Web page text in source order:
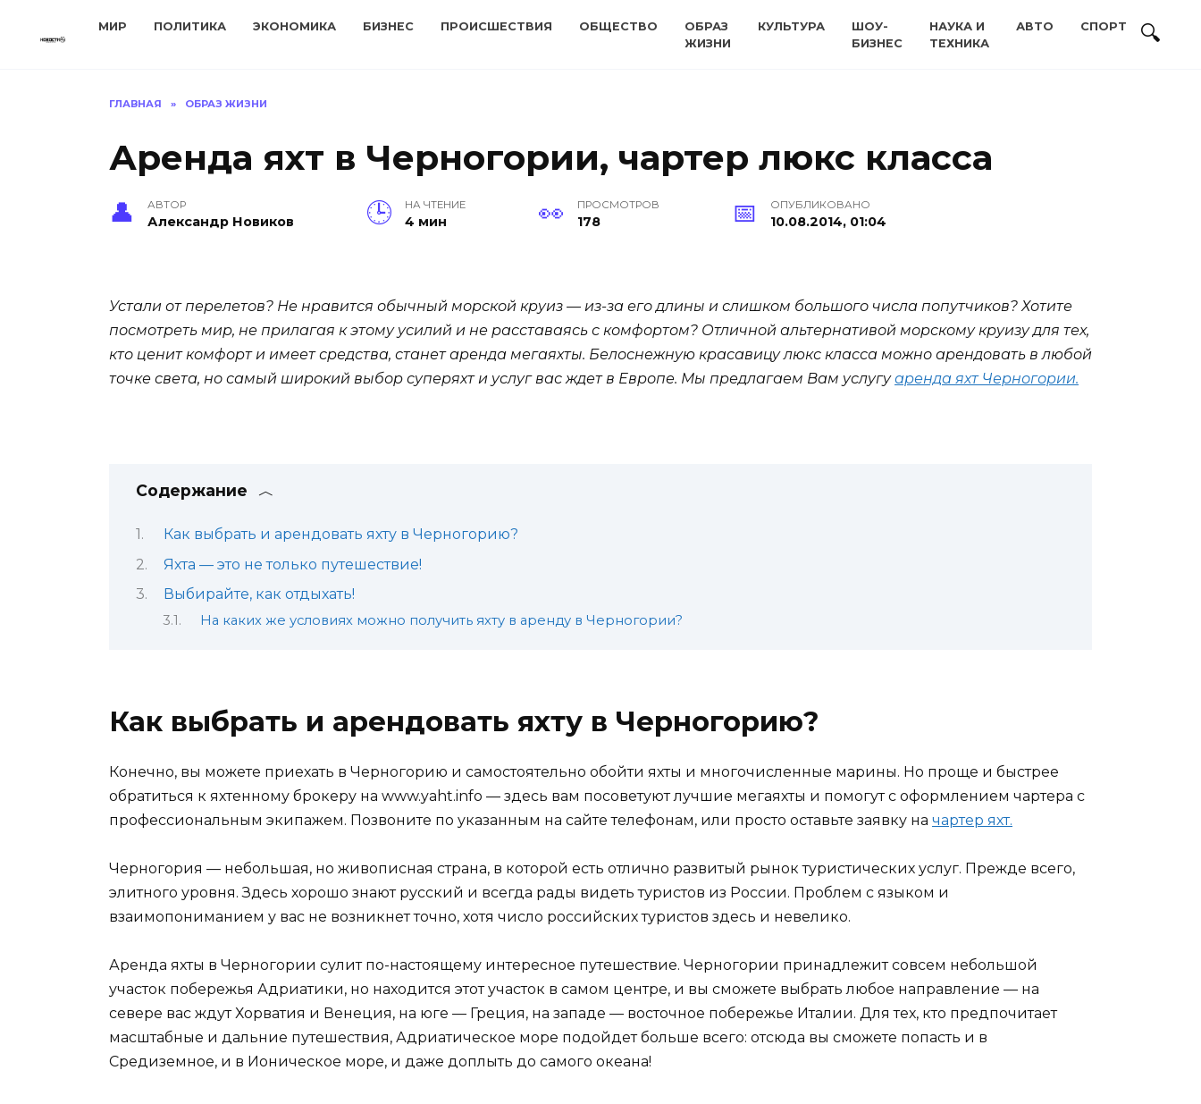
МИР ПОЛИТИКА ЭКОНОМИКА БИЗНЕС ПРОИСШЕСТВИЯ ОБЩЕСТВО
ОБРАЗ
ЖИЗНИ
КУЛЬТУРА
ШОУ-
БИЗНЕС
НАУКА И
ТЕХНИКА
АВТО СПОРТ
ГЛАВНАЯ » ОБРАЗ ЖИЗНИ
Аренда яхт в Черногории, чартер люкс класса
АВТОР
Александр Новиков
НА ЧТЕНИЕ
4 мин
ПРОСМОТРОВ
178
ОПУБЛИКОВАНО
10.08.2014, 01:04
Устали от перелетов? Не нравится обычный морской круиз — из-за его длины и слишком большого числа попутчиков? Хотите
посмотреть мир, не прилагая к этому усилий и не расставаясь с комфортом? Отличной альтернативой морскому круизу для тех,
кто ценит комфорт и имеет средства, станет аренда мегаяхты. Белоснежную красавицу люкс класса можно арендовать в любой
точке света, но самый широкий выбор суперяхт и услуг вас ждет в Европе. Мы предлагаем Вам услугуаренда яхт Черногории.
Содержание
Как выбрать и арендовать яхту в Черногорию?
Яхта — это не только путешествие!
Выбирайте, как отдыхать!
На каких же условиях можно получить яхту в аренду в Черногории?
Как выбрать и арендовать яхту в Черногорию?
Конечно, вы можете приехать в Черногорию и самостоятельно обойти яхты и многочисленные марины. Но проще и быстрее
обратиться к яхтенному брокеру на www.yaht.info — здесь вам посоветуют лучшие мегаяхты и помогут с оформлением чартера с
профессиональным экипажем. Позвоните по указанным на сайте телефонам, или просто оставьте заявку на чартер яхт.
Черногория — небольшая, но живописная страна, в которой есть отлично развитый рынок туристических услуг. Прежде всего,
элитного уровня. Здесь хорошо знают русский и всегда рады видеть туристов из России. Проблем с языком и
взаимопониманием у вас не возникнет точно, хотя число российских туристов здесь и невелико.
Аренда яхты в Черногории сулит по-настоящему интересное путешествие. Черногории принадлежит совсем небольшой
участок побережья Адриатики, но находится этот участок в самом центре, и вы сможете выбрать любое направление — на
севере вас ждут Хорватия и Венеция, на юге — Греция, на западе — восточное побережье Италии. Для тех, кто предпочитает
масштабные и дальние путешествия, Адриатическое море подойдет больше всего: отсюда вы сможете попасть и в
Средиземное, и в Ионическое море, и даже доплыть до самого океана!